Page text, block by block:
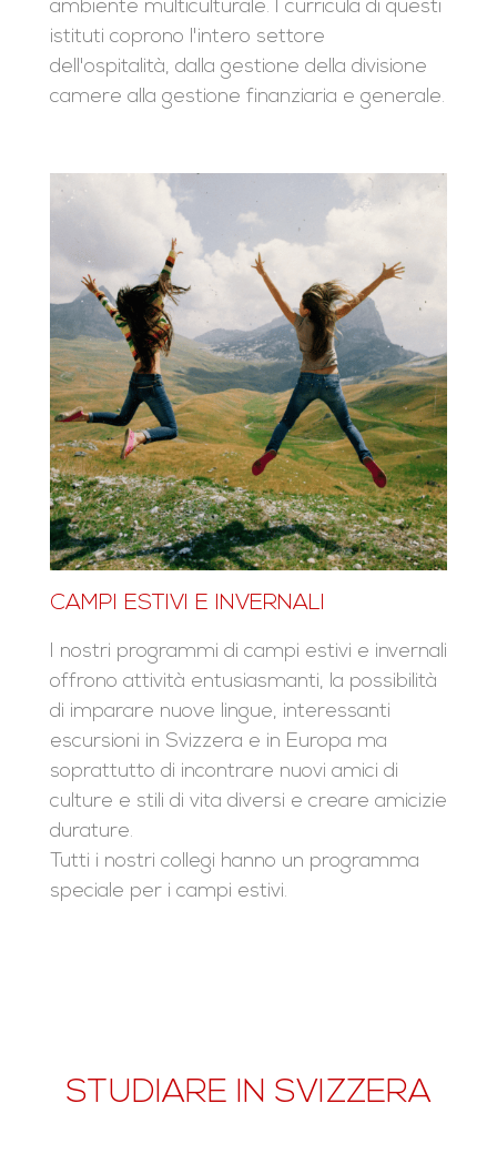
ambiente multiculturale. I curricula di questi
istituti coprono l'intero settore
dell'ospitalità, dalla gestione della divisione
camere alla gestione finanziaria e generale.
CAMPI ESTIVI E INVERNALI
I nostri programmi di campi estivi e invernali
offrono attività entusiasmanti, la possibilità
di imparare nuove lingue, interessanti
escursioni in Svizzera e in Europa ma
soprattutto di incontrare nuovi amici di
culture e stili di vita diversi e creare amicizie
durature.
Tutti i nostri collegi hanno un programma
speciale per i campi estivi.
STUDIARE IN SVIZZERA